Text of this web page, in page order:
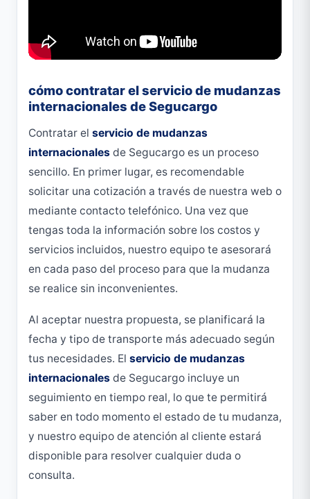
cómo contratar el servicio de mudanzas
internacionales de Segucargo
Contratar el servicio de mudanzas
internacionales de Segucargo es un proceso
sencillo. En primer lugar, es recomendable
solicitar una cotización a través de nuestra web o
mediante contacto telefónico. Una vez que
tengas toda la información sobre los costos y
servicios incluidos, nuestro equipo te asesorará
en cada paso del proceso para que la mudanza
se realice sin inconvenientes.
Al aceptar nuestra propuesta, se planificará la
fecha y tipo de transporte más adecuado según
tus necesidades. El servicio de mudanzas
internacionales de Segucargo incluye un
seguimiento en tiempo real, lo que te permitirá
saber en todo momento el estado de tu mudanza,
y nuestro equipo de atención al cliente estará
disponible para resolver cualquier duda o
consulta.